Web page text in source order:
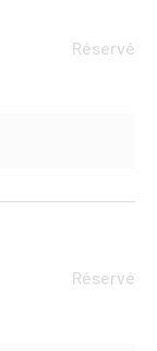
Réservé
Réservé